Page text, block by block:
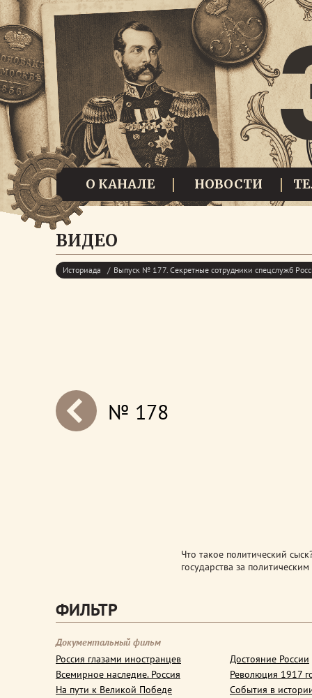
О КАНАЛЕ НОВОСТИ
ВИДЕО
Историада Выпуск № 177. Секретные сотрудники спецслужб
next№ 178
Что такое политический
государства за
ФИЛЬТР
Документальный фильм
Россия глазами иностранцев
Всемирное наследие. Россия
На пути к Великой Победе
Достояние России
Революция 1917
События в